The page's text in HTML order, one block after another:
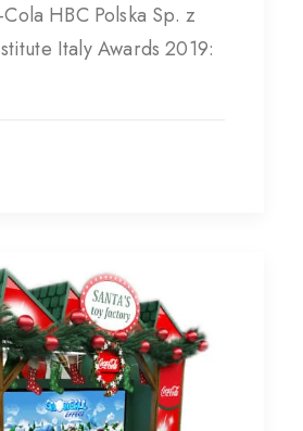
HBC Polska Sp. z
Italy Awards 2019: